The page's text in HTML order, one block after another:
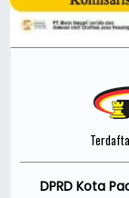
DPRD Kota